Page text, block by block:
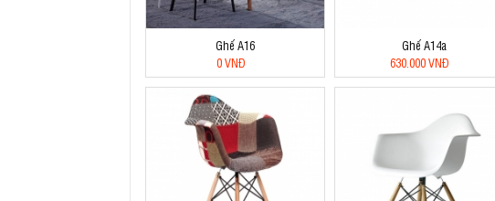
Ghế A16
0 VNĐ
Ghế A14a
630.000 VNĐ